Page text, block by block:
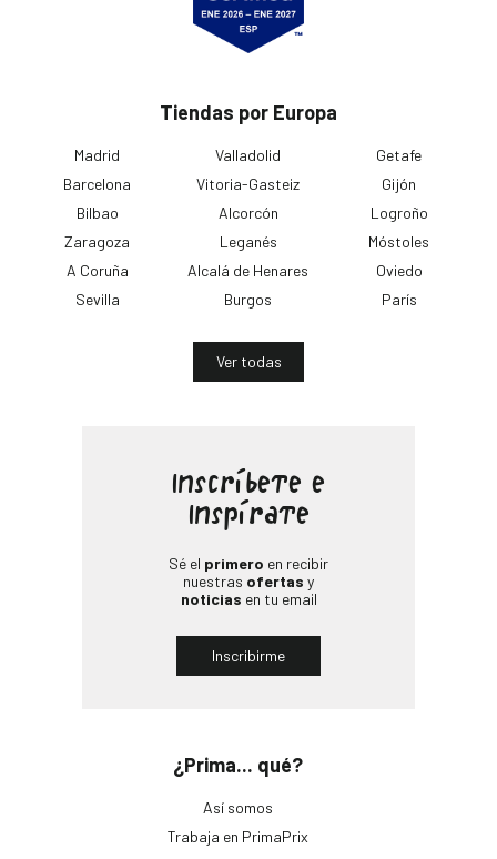
Tiendas por Europa
Madrid
Barcelona
Bilbao
Zaragoza
A Coruña
Sevilla
Valladolid
Vitoria-Gasteiz
Alcorcón
Leganés
Alcalá de Henares
Burgos
Getafe
Gijón
Logroño
Móstoles
Oviedo
París
Ver todas
¿Prima... qué?
Así somos
Trabaja en PrimaPrix
Inscríbete e
Inspírate
Sé el primero en recibir
nuestras ofertas y
noticias en tu email
Inscribirme